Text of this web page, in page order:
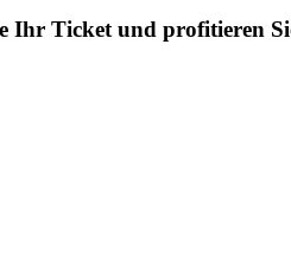
Ihr Ticket und profitieren